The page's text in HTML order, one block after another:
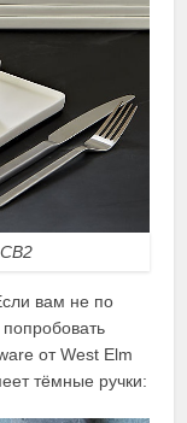
вам не по
от West Elm
тёмные ручки: